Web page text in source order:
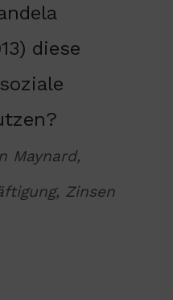
diese
Maynard,
Zinsen